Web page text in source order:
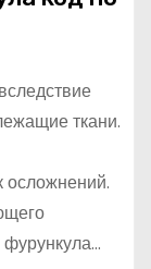
ткани.
осложнений.